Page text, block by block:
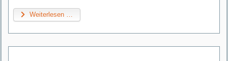
Weiterlesen …